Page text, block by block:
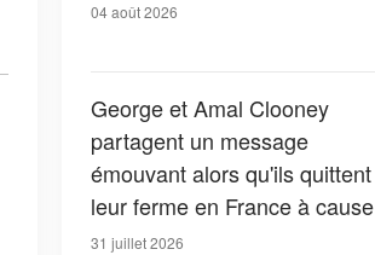
04 août 2026
George et Amal Clooney
partagent un message
émouvant alors qu'ils quittent
leur ferme en France à cause
des feux de forêt — Tous les
31 juillet 2026